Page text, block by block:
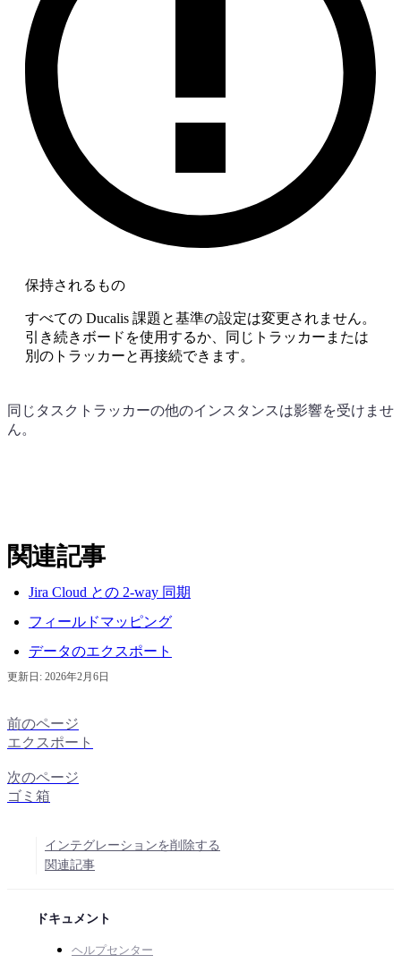
保持されるもの
すべての Ducalis 課題と基準の設定は変更されません。
引き続きボードを使用するか、同じトラッカーまたは
別のトラッカーと再接続できます。
同じタスクトラッカーの他のインスタンスは影響を受けませ
ん。
関連記事
Jira Cloud との 2-way 同期
フィールドマッピング
データのエクスポート
更新日: 2026年2月6日
前のページ
エクスポート
次のページ
ゴミ箱
インテグレーションを削除する
関連記事
ドキュメント
ヘルプセンター